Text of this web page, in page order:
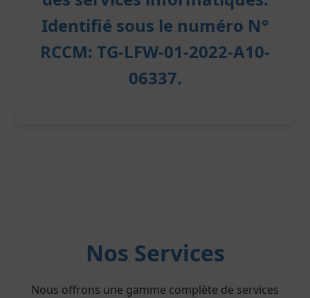
Identifié sous le numéro N°
RCCM: TG-LFW-01-2022-A10-
06337.
Nos Services
Nous offrons une gamme complète de services